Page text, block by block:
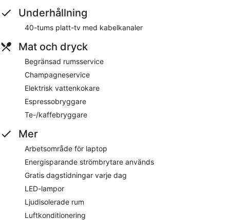
Underhållning
40-tums platt-tv med kabelkanaler
Mat och dryck
Begränsad rumsservice
Champagneservice
Elektrisk vattenkokare
Espressobryggare
Te-/kaffebryggare
Mer
Arbetsområde för laptop
Energisparande strömbrytare används
Gratis dagstidningar varje dag
LED-lampor
Ljudisolerade rum
Luftkonditionering